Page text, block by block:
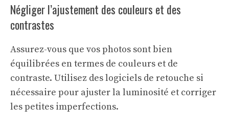
Négliger l’ajustement des couleurs et des
contrastes
Assurez-vous que vos photos sont bien
équilibrées en termes de couleurs et de
contraste. Utilisez des logiciels de retouche si
nécessaire pour ajuster la luminosité et corriger
les petites imperfections.